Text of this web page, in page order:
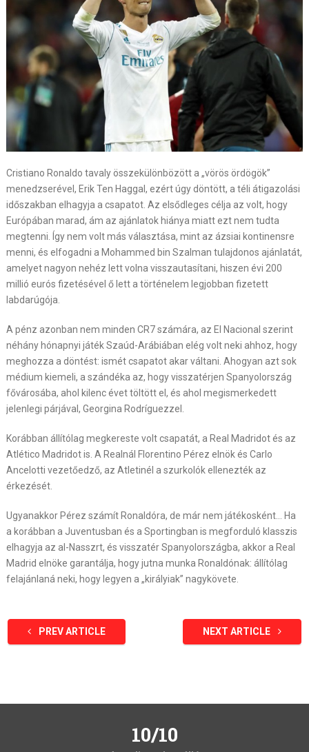
Cristiano Ronaldo tavaly összekülönbözött a „vörös ördögök”
menedzserével, Erik Ten Haggal, ezért úgy döntött, a téli átigazolási
időszakban elhagyja a csapatot. Az elsődleges célja az volt, hogy
Európában marad, ám az ajánlatok hiánya miatt ezt nem tudta
megtenni. Így nem volt más választása, mint az ázsiai kontinensre
menni, és elfogadni a Mohammed bin Szalman tulajdonos ajánlatát,
amelyet nagyon nehéz lett volna visszautasítani, hiszen évi 200
millió eurós fizetésével ő lett a történelem legjobban fizetett
labdarúgója.
A pénz azonban nem minden CR7 számára, az El Nacional szerint
néhány hónapnyi játék Szaúd-Arábiában elég volt neki ahhoz, hogy
meghozza a döntést: ismét csapatot akar váltani. Ahogyan azt sok
médium kiemeli, a szándéka az, hogy visszatérjen Spanyolország
fővárosába, ahol kilenc évet töltött el, és ahol megismerkedett
jelenlegi párjával, Georgina Rodríguezzel.
Korábban állítólag megkereste volt csapatát, a Real Madridot és az
Atlético Madridot is. A Realnál Florentino Pérez elnök és Carlo
Ancelotti vezetőedző, az Atletinél a szurkolók ellenezték az
érkezését.
Ugyanakkor Pérez számít Ronaldóra, de már nem játékosként… Ha
a korábban a Juventusban és a Sportingban is megforduló klasszis
elhagyja az al-Nasszrt, és visszatér Spanyolországba, akkor a Real
Madrid elnöke garantálja, hogy jutna munka Ronaldónak: állítólag
felajánlaná neki, hogy legyen a „királyiak” nagykövete.
PREV ARTICLE NEXT ARTICLE
10/10